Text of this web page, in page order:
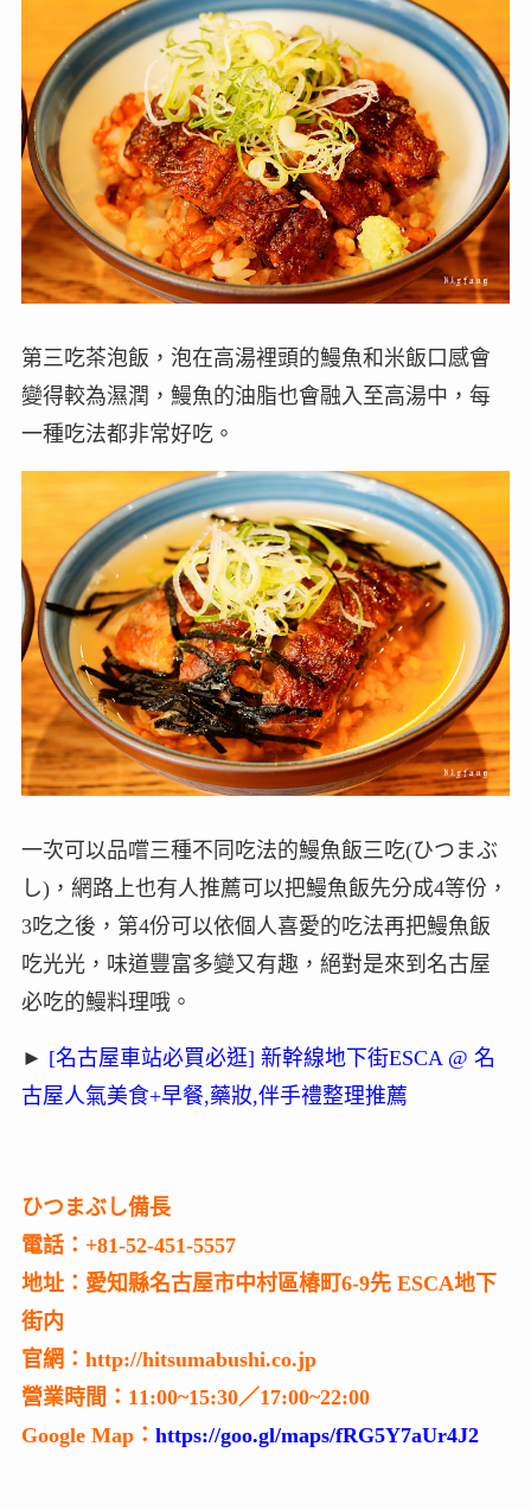
第三吃茶泡飯，泡在高湯裡頭的鰻魚和米飯口感會
變得較為濕潤，鰻魚的油脂也會融入至高湯中，每
一種吃法都非常好吃。
一次可以品嚐三種不同吃法的鰻魚飯三吃(ひつまぶ
し)，網路上也有人推薦可以把鰻魚飯先分成4等份，
3吃之後，第4份可以依個人喜愛的吃法再把鰻魚飯
吃光光，味道豐富多變又有趣，絕對是來到名古屋
必吃的鰻料理哦。
► [名古屋車站必買必逛] 新幹線地下街ESCA @ 名
古屋人氣美食+早餐,藥妝,伴手禮整理推薦
ひつまぶし備長
電話：+81-52-451-5557
地址：愛知縣名古屋市中村區椿町6-9先 ESCA地下
街内
官網：http://hitsumabushi.co.jp
營業時間：11:00~15:30／17:00~22:00
Google Map： https://goo.gl/maps/fRG5Y7aUr4J2